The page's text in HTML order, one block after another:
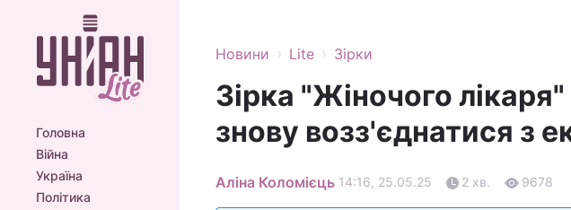
Головна
Війна
Україна
Політика
Новини › Lite › Зірки
Зірка "Жіночого
знову возз'єднатися з
Аліна Коломієць 14:16, 25.05.25 2 хв. 9678